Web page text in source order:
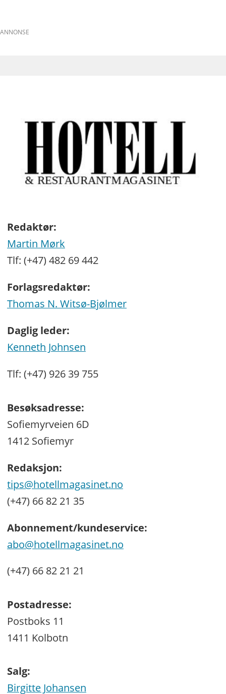
ANNONSE
Redaktør:
Martin Mørk
Tlf: (+47) 482 69 442
Forlagsredaktør:
Thomas N. Witsø-Bjølmer
Daglig leder:
Kenneth Johnsen
Tlf: (+47) 926 39 755
Besøksadresse:
Sofiemyrveien 6D
1412 Sofiemyr
Redaksjon:
tips@hotellmagasinet.no
(+47) 66 82 21 35
Abonnement/kundeservice:
abo@hotellmagasinet.no
(+47) 66 82 21 21
Postadresse:
Postboks 11
1411 Kolbotn
Salg:
Birgitte Johansen